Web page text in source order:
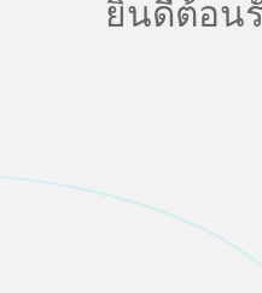
ยินดีต้อน